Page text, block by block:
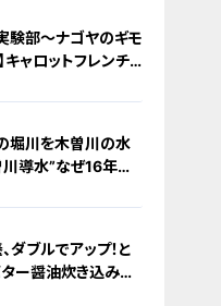
験部～ナゴヤのギモ
キャロットフレンチ
の堀川を木曽川の水
導水”なぜ16年ぶ
ダブルでアップ！と
ー醤油炊き込みご